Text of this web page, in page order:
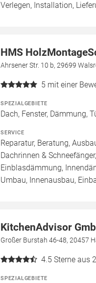
Verlegen, Installation,
HMS
Ahrsener Str. 10 b, 29699
5 mit einer
SPEZIALGEBIETE
Dach, Fenster, Dämmung,
SERVICE
Reparatur, Beratung,
Dachrinnen &
Einblasdämmung,
Umbau, Innenausbau,
KitchenAdvisor
Großer Burstah 46-48, 20457
4.5 Sterne aus
SPEZIALGEBIETE